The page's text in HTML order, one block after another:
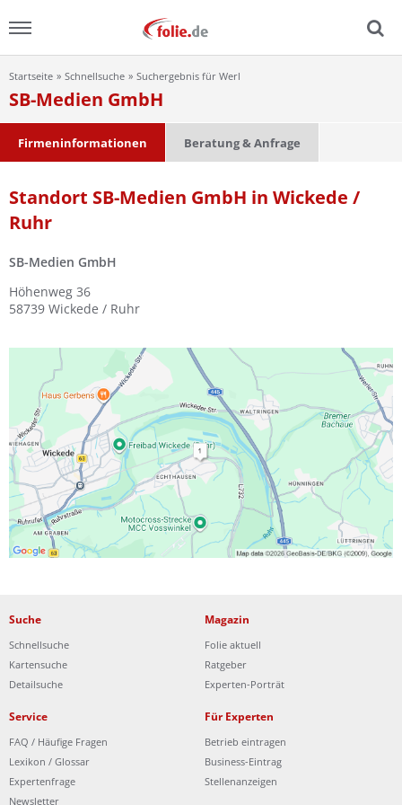
Menu
Home
Ratgeber
FAQ
Lexikon
Ist Ihre Werkstatt schon dabei?
Kostenlos eintragen
Startseite Schnellsuche Suchergebnis für Werl
SB-Medien GmbH
Firmeninformationen Beratung & Anfrage
Standort SB-Medien GmbH in Wickede /
Ruhr
SB-Medien GmbH
Höhenweg 36
58739 Wickede / Ruhr
Suche
Schnellsuche
Kartensuche
Detailsuche
Magazin
Folie aktuell
Ratgeber
Experten-Porträt
Service
FAQ / Häufige Fragen
Lexikon / Glossar
Expertenfrage
Newsletter
Für Experten
Betrieb eintragen
Business-Eintrag
Stellenanzeigen